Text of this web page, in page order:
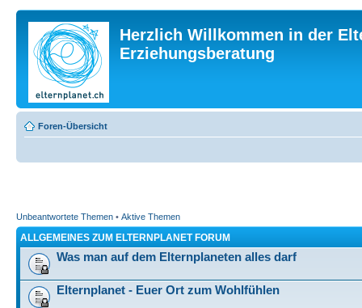
Herzlich Willkommen in der
Erziehungsberatung
Foren-Übersicht
Unbeantwortete Themen • Aktive Themen
ALLGEMEINES ZUM ELTERNPLANET FORUM
Was man auf dem Elternplaneten alles darf
Elternplanet - Euer Ort zum Wohlfühlen